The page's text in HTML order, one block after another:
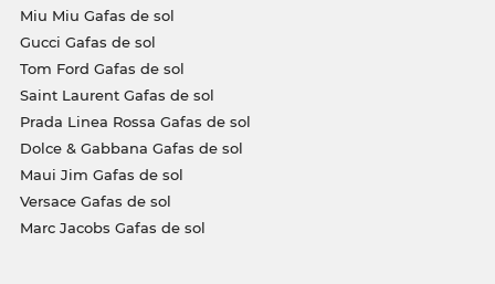
Miu Miu Gafas de sol
Gucci Gafas de sol
Tom Ford Gafas de sol
Saint Laurent Gafas de sol
Prada Linea Rossa Gafas de sol
Dolce & Gabbana Gafas de sol
Maui Jim Gafas de sol
Versace Gafas de sol
Marc Jacobs Gafas de sol